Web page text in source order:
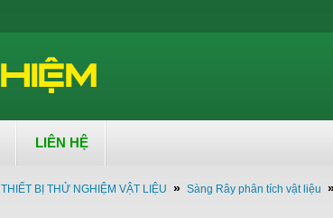
LIÊN HỆ
THIẾT BỊ THỬ NGHIỆM VẬT LIỆU » Sàng Rây phân tích vật liệu